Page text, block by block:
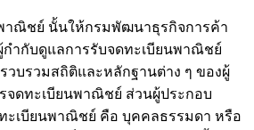
ชย์ นั้นให้กรมพัฒนาธุรกิจการค้า
ำกับดูแลการรับจดทะเบียนพาณิชย์
วบรวมสถิติและหลักฐานต่าง ๆ ของผู้
จดทะเบียนพาณิชย์ ส่วนผู้ประกอบ
ะเบียนพาณิชย์ คือ บุคคลธรรมดา หรือ